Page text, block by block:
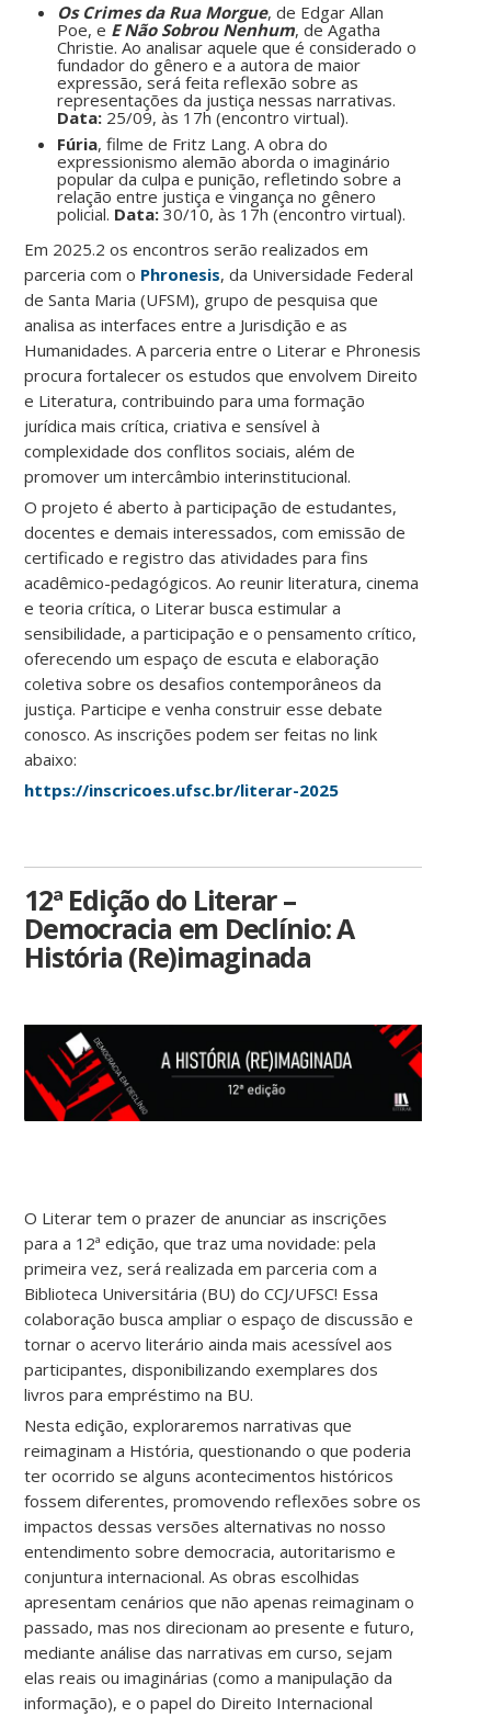
Os Crimes da Rua Morgue, de Edgar Allan
Poe, e E Não Sobrou Nenhum, de Agatha
Christie. Ao analisar aquele que é considerado o
fundador do gênero e a autora de maior
expressão, será feita reflexão sobre as
representações da justiça nessas narrativas.
Data: 25/09, às 17h (encontro virtual).
Fúria, filme de Fritz Lang. A obra do
expressionismo alemão aborda o imaginário
popular da culpa e punição, refletindo sobre a
relação entre justiça e vingança no gênero
policial. Data:30/10, às 17h (encontro virtual).
Em 2025.2 os encontros serão realizados em
parceria com o Phronesis, da Universidade Federal
de Santa Maria (UFSM), grupo de pesquisa que
analisa as interfaces entre a Jurisdição e as
Humanidades. A parceria entre o Literar e Phronesis
procura fortalecer os estudos que envolvem Direito
e Literatura, contribuindo para uma formação
jurídica mais crítica, criativa e sensível à
complexidade dos conflitos sociais, além de
promover um intercâmbio interinstitucional.
O projeto é aberto à participação de estudantes,
docentes e demais interessados, com emissão de
certificado e registro das atividades para fins
acadêmico-pedagógicos. Ao reunir literatura, cinema
e teoria crítica, o Literar busca estimular a
sensibilidade, a participação e o pensamento crítico,
oferecendo um espaço de escuta e elaboração
coletiva sobre os desafios contemporâneos da
justiça. Participe e venha construir esse debate
conosco. As inscrições podem ser feitas no link
abaixo:
https://inscricoes.ufsc.br/literar-2025
12ª Edição do Literar –
Democracia em Declínio: A
História (Re)imaginada
O Literar tem o prazer de anunciar as inscrições
para a 12ª edição, que traz uma novidade: pela
primeira vez, será realizada em parceria com a
Biblioteca Universitária (BU) do CCJ/UFSC! Essa
colaboração busca ampliar o espaço de discussão e
tornar o acervo literário ainda mais acessível aos
participantes, disponibilizando exemplares dos
livros para empréstimo na BU.
Nesta edição, exploraremos narrativas que
reimaginam a História, questionando o que poderia
ter ocorrido se alguns acontecimentos históricos
fossem diferentes, promovendo reflexões sobre os
impactos dessas versões alternativas no nosso
entendimento sobre democracia, autoritarismo e
conjuntura internacional. As obras escolhidas
apresentam cenários que não apenas reimaginam o
passado, mas nos direcionam ao presente e futuro,
mediante análise das narrativas em curso, sejam
elas reais ou imaginárias (como a manipulação da
informação), e o papel do Direito Internacional